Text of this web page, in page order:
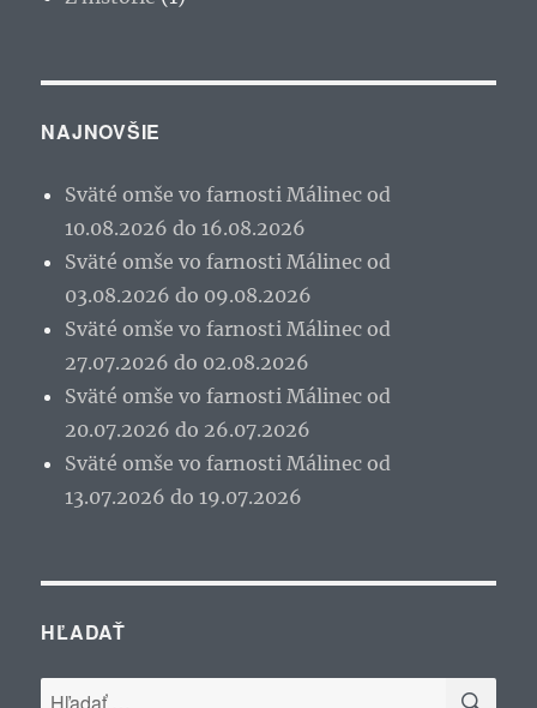
NAJNOVŠIE
Sväté omše vo farnosti Málinec od
10.08.2026 do 16.08.2026
Sväté omše vo farnosti Málinec od
03.08.2026 do 09.08.2026
Sväté omše vo farnosti Málinec od
27.07.2026 do 02.08.2026
Sväté omše vo farnosti Málinec od
20.07.2026 do 26.07.2026
Sväté omše vo farnosti Málinec od
13.07.2026 do 19.07.2026
HĽADAŤ
Hľadať: